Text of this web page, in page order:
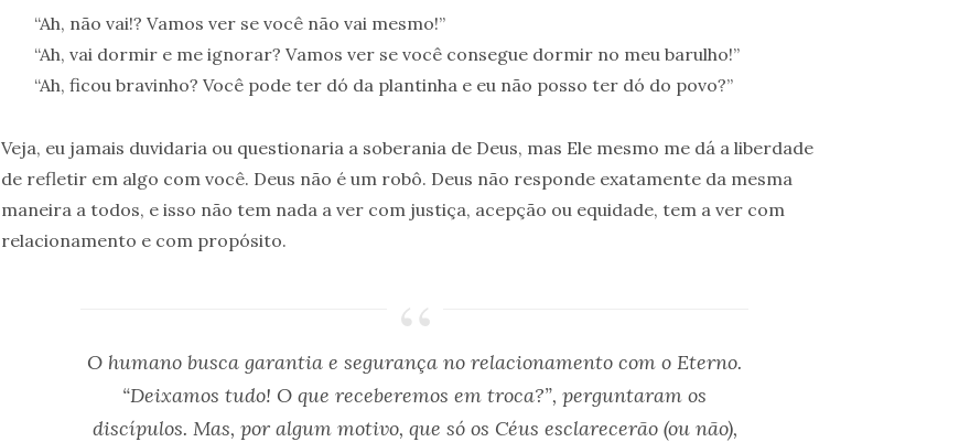
“Ah, não vai!? Vamos ver se você não vai mesmo!”
“Ah, vai dormir e me ignorar? Vamos ver se você consegue dormir no meu barulho!”
“Ah, ficou bravinho? Você pode ter dó da plantinha e eu não posso ter dó do povo?”
Veja, eu jamais duvidaria ou questionaria a soberania de Deus, mas Ele mesmo me dá a liberdade
de refletir em algo com você. Deus não é um robô. Deus não responde exatamente da mesma
maneira a todos, e isso não tem nada a ver com justiça, acepção ou equidade, tem a ver com
relacionamento e com propósito.
O humano busca garantia e segurança no relacionamento com o Eterno.
“Deixamos tudo! O que receberemos em troca?”, perguntaram os
discípulos. Mas, por algum motivo, que só os Céus esclarecerão (ou não),